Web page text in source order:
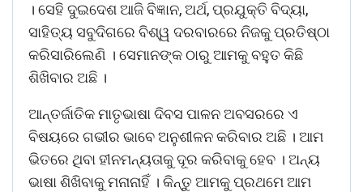
। ସେହି ଦୁଇଦେଶ ଆଜି ବିଜ୍ଞାନ, ଅର୍ଥ, ପ୍ରଯୁକ୍ତି ବିଦ୍ୟା,
ସାହିତ୍ୟ ସବୁଦିଗରେ ବିଶ୍ୱ ଦରବାରରେ ନିଜକୁ ପ୍ରତିଷ୍ଠା
କରିସାରିଲେଣି । ସେମାନଙ୍କ ଠାରୁ ଆମକୁ ବହୁତ କିଛି
ଶିଖିବାର ଅଛି ।
ଆନ୍ତର୍ଜାତିକ ମାତୃଭାଷା ଦିବସ ପାଳନ ଅବସରରେ ଏ
ବିଷୟରେ ଗଭୀର ଭାବେ ଅନୁଶୀଳନ କରିବାର ଅଛି । ଆମ
ଭିତରେ ଥିବା ହୀନମନ୍ୟତାକୁ ଦୂର କରିବାକୁ ହେବ । ଅନ୍ୟ
ଭାଷା ଶିଖିବାକୁ ମନାନାହିଁ । କିନ୍ତୁ ଆମକୁ ପ୍ରଥମେ ଆମ